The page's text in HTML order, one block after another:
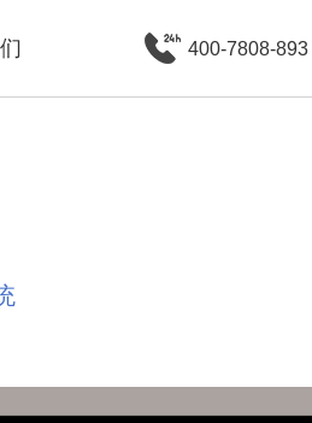
400-7808-893